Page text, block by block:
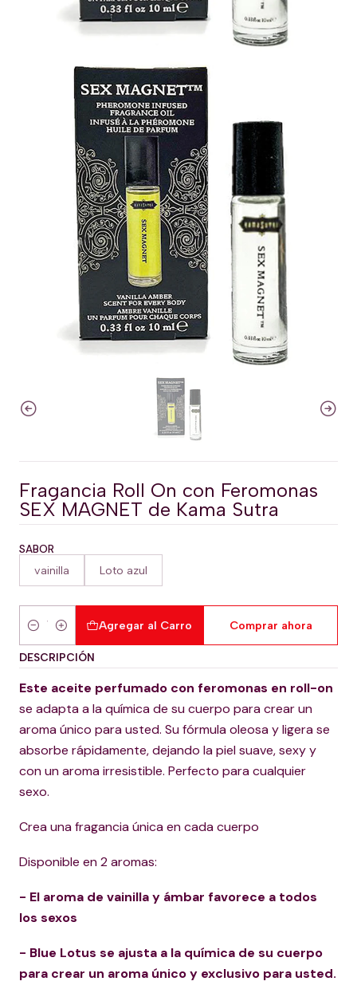
Fragancia Roll On con Feromonas
SEX MAGNET de Kama Sutra
SABOR
vainilla Loto azul
Cantidad
Agregar al Carro Comprar ahora
DESCRIPCIÓN
Este aceite perfumado con feromonas en roll-on
se adapta a la química de su cuerpo para crear un
aroma único para usted. Su fórmula oleosa y ligera se
absorbe rápidamente, dejando la piel suave, sexy y
con un aroma irresistible. Perfecto para cualquier
sexo.
Crea una fragancia única en cada cuerpo
Disponible en 2 aromas:
- El aroma de vainilla y ámbar favorece a todos
los sexos
- Blue Lotus se ajusta a la química de su cuerpo
para crear un aroma único y exclusivo para usted.